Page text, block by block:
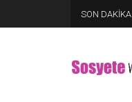
SON DAKİKA